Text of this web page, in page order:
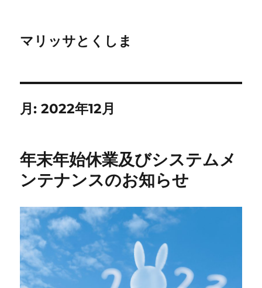
マリッサとくしま
月:2022年12月
年末年始休業及びシステムメ
ンテナンスのお知らせ